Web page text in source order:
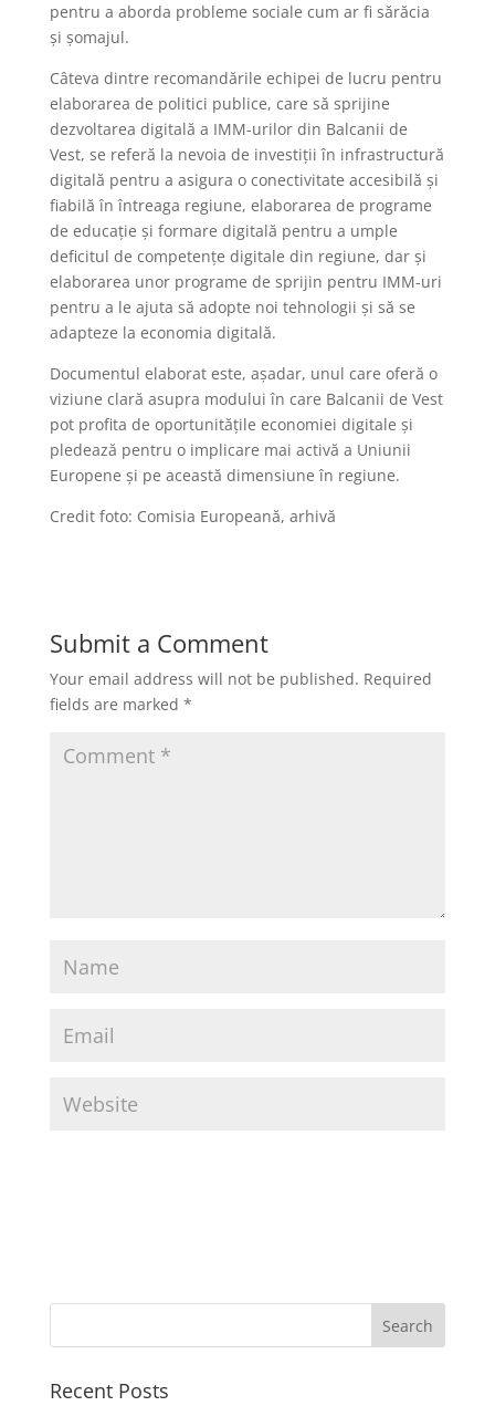
pentru a aborda probleme sociale cum ar fi sărăcia
și șomajul.
Câteva dintre recomandările echipei de lucru pentru
elaborarea de politici publice, care să sprijine
dezvoltarea digitală a IMM-urilor din Balcanii de
Vest, se referă la nevoia de investiții în infrastructură
digitală pentru a asigura o conectivitate accesibilă și
fiabilă în întreaga regiune, elaborarea de programe
de educație și formare digitală pentru a umple
deficitul de competențe digitale din regiune, dar și
elaborarea unor programe de sprijin pentru IMM-uri
pentru a le ajuta să adopte noi tehnologii și să se
adapteze la economia digitală.
Documentul elaborat este, așadar, unul care oferă o
viziune clară asupra modului în care Balcanii de Vest
pot profita de oportunitățile economiei digitale și
pledează pentru o implicare mai activă a Uniunii
Europene și pe această dimensiune în regiune.
Credit foto: Comisia Europeană, arhivă
Submit a Comment
Your email address will not be published. Required
fields are marked *
Recent Posts